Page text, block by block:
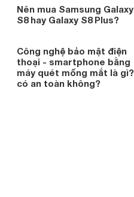
Nên mua Samsung Galaxy
S8 hay Galaxy S8 Plus?
Công nghệ bảo mật điện
thoại - smartphone bằng
máy quét mống mắt là gì?
có an toàn không?